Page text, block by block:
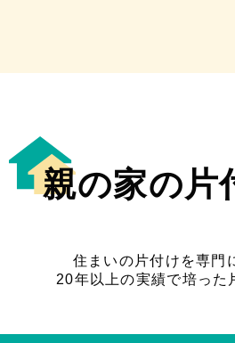
親の家の片
住まいの片付けを専門
20年以上の実績で培った